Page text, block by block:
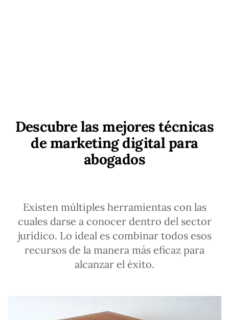
Descubre las mejores técnicas
de marketing digital para
abogados
Existen múltiples herramientas con las
cuales darse a conocer dentro del sector
jurídico. Lo ideal es combinar todos esos
recursos de la manera más eficaz para
alcanzar el éxito.